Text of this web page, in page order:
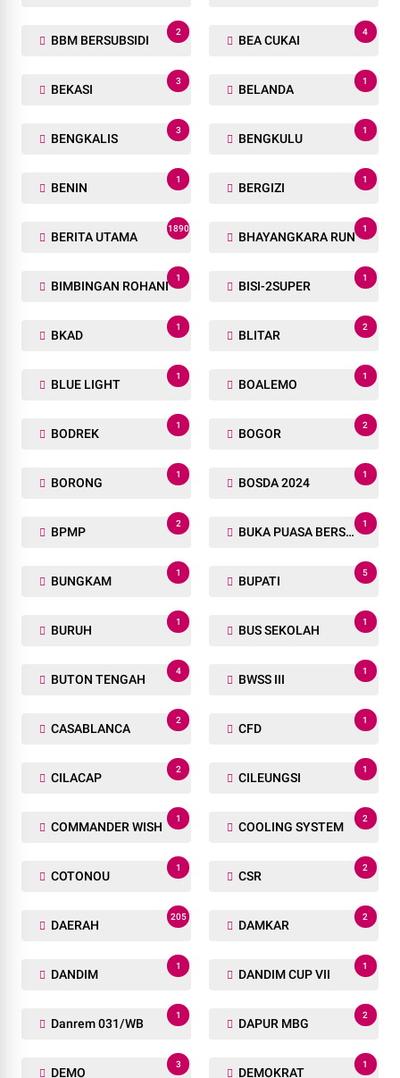
BBM BERSUBSIDI
2
BEA CUKAI
4
BEKASI
3
BELANDA
1
BENGKALIS
3
BENGKULU
1
BENIN
1
BERGIZI
1
BERITA UTAMA
1890
BHAYANGKARA RUN
1
BIMBINGAN ROHANI
1
BISI-2SUPER
1
BKAD
1
BLITAR
2
BLUE LIGHT
1
BOALEMO
1
BODREK
1
BOGOR
2
BORONG
1
BOSDA 2024
1
BPMP
2
BUKA PUASA BERSAMA
1
BUNGKAM
1
BUPATI
5
BURUH
1
BUS SEKOLAH
1
BUTON TENGAH
4
BWSS III
1
CASABLANCA
2
CFD
1
CILACAP
2
CILEUNGSI
1
COMMANDER WISH
1
COOLING SYSTEM
2
COTONOU
1
CSR
2
DAERAH
205
DAMKAR
2
DANDIM
1
DANDIM CUP VII
1
Danrem 031/WB
1
DAPUR MBG
2
DEMO
3
DEMOKRAT
1